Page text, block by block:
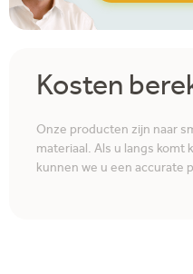
Kosten
Onze producten zijn naar
materiaal. Als u langs komt
kunnen we u een accurate